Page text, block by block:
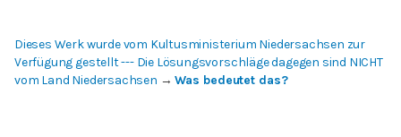
Dieses Werk wurde vom Kultusministerium Niedersachsen zur
Verfügung gestellt --- Die Lösungsvorschläge dagegen sind NICHT
vom Land Niedersachsen →Was bedeutet das?